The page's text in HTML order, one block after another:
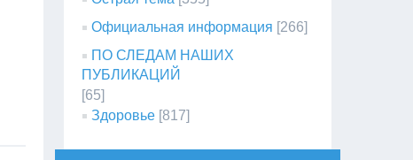
Официальная информация [266]
ПО СЛЕДАМ НАШИХ
ПУБЛИКАЦИЙ
[65]
Здоровье [817]